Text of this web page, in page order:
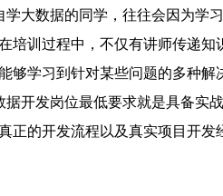
学大数据的同学，往往会因为学
培训过程中，不仅有讲师传递知
学习到针对某些问题的多种解
据开发岗位最低要求就是具备实
正的开发流程以及真实项目开发